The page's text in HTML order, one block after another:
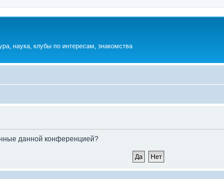
наука, клубы по интересам, знакомства
данной конференцией?